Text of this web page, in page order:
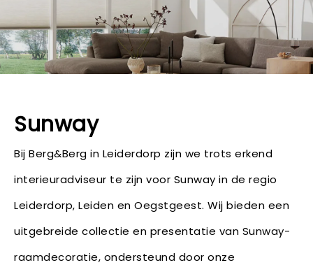
Sunway
Bij Berg&Berg in Leiderdorp zijn we trots erkend
interieuradviseur te zijn voor Sunway in de regio
Leiderdorp, Leiden en Oegstgeest. Wij bieden een
uitgebreide collectie en presentatie van Sunway-
raamdecoratie, ondersteund door onze